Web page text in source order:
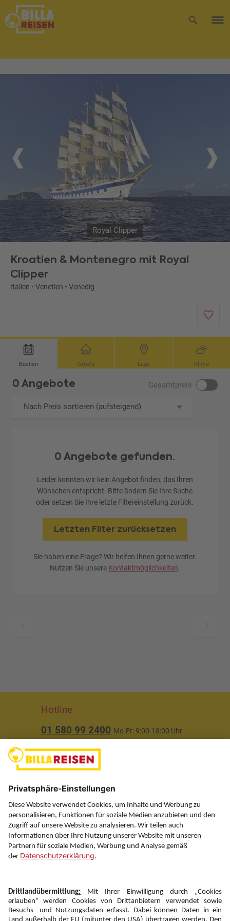
Royal Clipper
Kroatien & Montenegro mit Royal
Clipper
Italien • Venetien • Venedig
Buchen Details Lage Klima
0 Angebote Gesamtpreis
Nach Preis sortieren (aufsteigend)
0 Angebote gefunden.
Leider konnten wir kein Angebot finden, das Ihren
Wünschen entspricht. Bitte ändern Sie Ihre Suche
oder setzen Sie Ihre letzte Filtereinstellung zurück.
Letzten Filter zurücksetzen
Sie haben eine Frage? Wir helfen Ihnen gerne weiter.
Nutzen Sie unsere Kontaktmöglichkeiten.
Hotline
01 580 99 2400 Mo-Fr: 9:00-18:00 Uhr
Über uns
Service
Information
Folgen Sie uns auf
Newsletter: